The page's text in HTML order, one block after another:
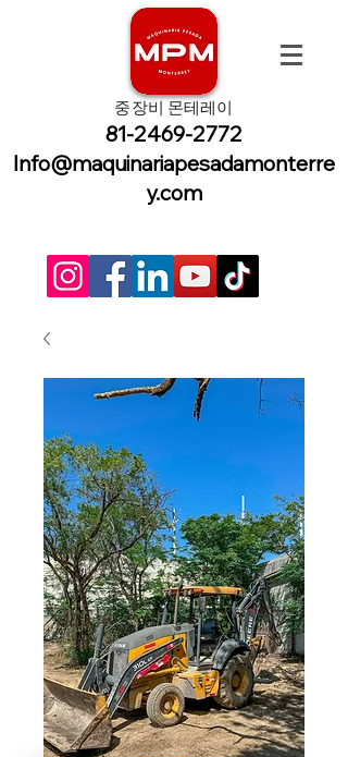
중장비 몬테레이
81-2469-2772
Info@maquinariapesadamonterre
y.com